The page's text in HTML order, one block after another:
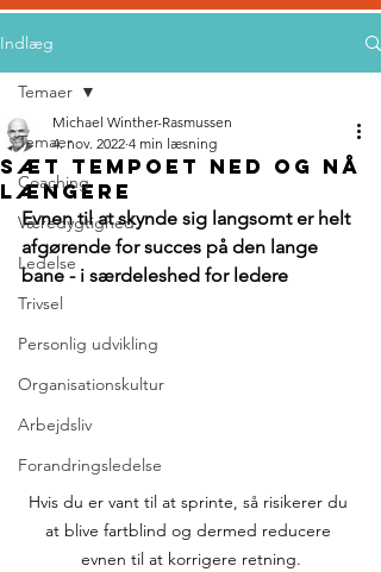
Indlæg
Temaer
Coaching
Væredygtighed
Ledelse
Trivsel
Personlig udvikling
Organisationskultur
Arbejdsliv
Forandringsledelse
Temaer
Sæt tempoet ned og nå
længere
Michael Winther-Rasmussen
4. nov. 2022 4 min læsning
Evnen til at skynde sig langsomt er helt
afgørende for succes på den lange
bane - i særdeleshed for ledere
Hvis du er vant til at sprinte, så risikerer du
at blive fartblind og dermed reducere
evnen til at korrigere retning.